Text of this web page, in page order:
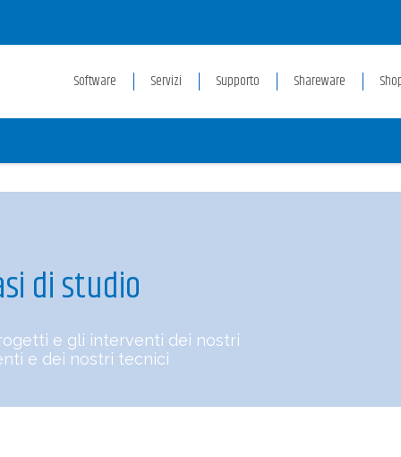
Software Servizi Supporto Shareware
di studio
e gli interventi dei nostri
e dei nostri tecnici